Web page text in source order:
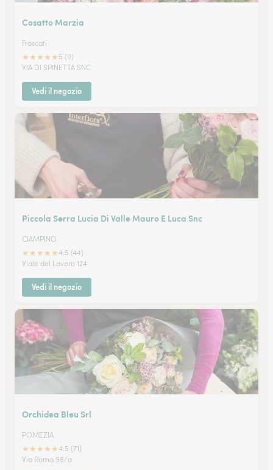
Cosatto Marzia
Frascati
★★★★★ 5 (9)
VIA DI SPINETTA SNC
Vedi il negozio
Piccola Serra Lucia Di Valle Mauro E Luca Snc
CIAMPINO
★★★★★4.5 (44)
Viale del Lavoro 124
Vedi il negozio
Orchidea Bleu Srl
POMEZIA
★★★★★4.5 (71)
Via Roma 98/a